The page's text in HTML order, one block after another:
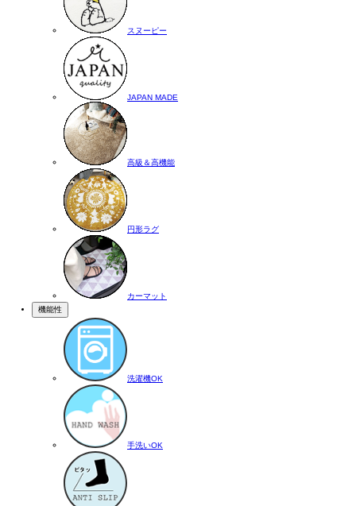
スヌーピー
JAPAN MADE
高級＆高機能
円形ラグ
カーマット
機能性
洗濯機OK
手洗いOK